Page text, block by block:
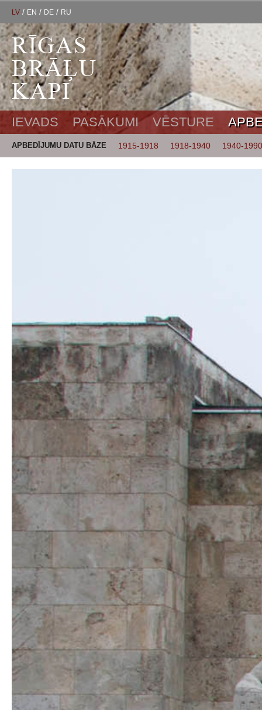
LV / EN / DE / RU
IEVADS PASĀKUMI VĒSTURE
APBEDĪJUMU DATU BĀZE 1915-1918 1918-1940 1940-1990